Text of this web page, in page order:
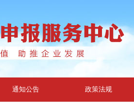
通知公告 政策法规